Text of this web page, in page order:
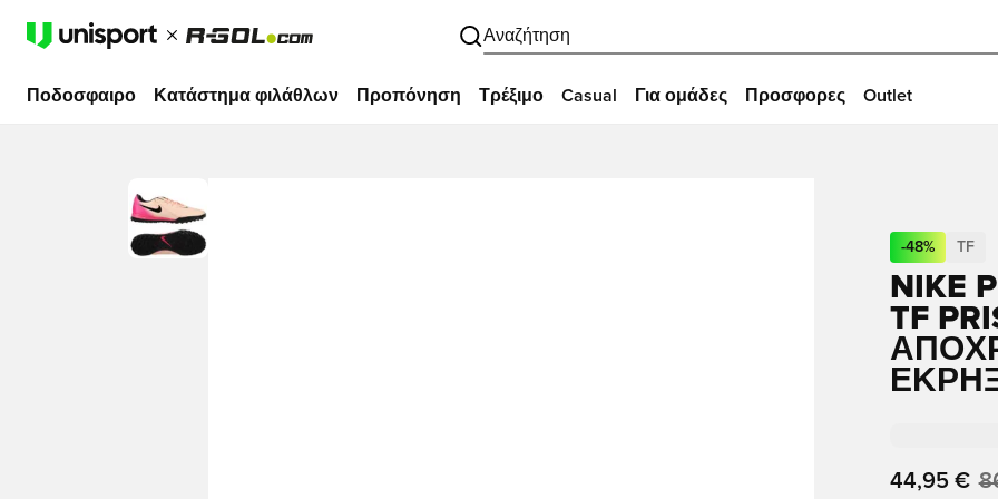
Αναζήτηση
Ποδοσφαιρο Κατάστημα φιλάθλων Προπόνηση Τρέξιμο Casual Για ομάδες Προσφορες Outlet
-48% TF
NIKE
TF
44,95 €